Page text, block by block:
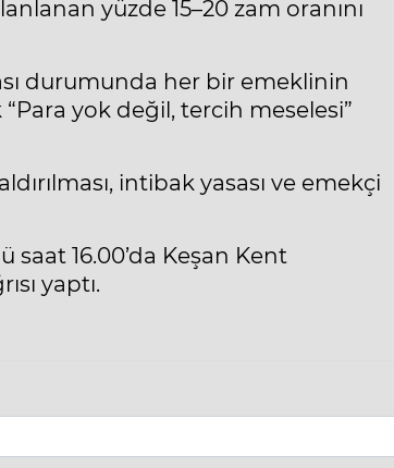
yüzde 15–20 zam oranını
durumunda her bir emeklinin
yok değil, tercih meselesi”
intibak yasası ve emekçi
saat 16.00’da Keşan Kent
yaptı.